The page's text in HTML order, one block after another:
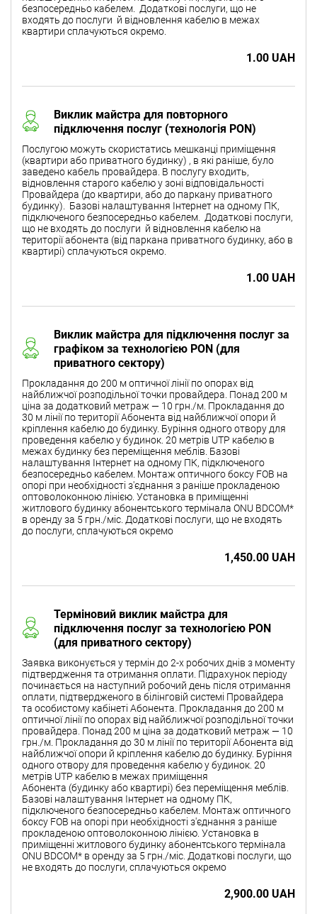
безпосередньо кабелем. Додаткові послуги, що не
входять до послуги й відновлення кабелю в межах
квартири сплачуються окремо.
1.00 UAH
Виклик майстра для повторного
підключення послуг (технологія PON)
Послугою можуть скористатись мешканці приміщення
(квартири або приватного будинку) , в які раніше, було
заведено кабель провайдера. В послугу входить,
відновлення старого кабелю у зоні відповідальності
Провайдера (до квартири, або до паркану приватного
будинку). Базові налаштування Інтернет на одному ПК,
підключеного безпосередньо кабелем. Додаткові послуги,
що не входять до послуги й відновлення кабелю на
території абонента (від паркана приватного будинку, або в
квартирі) сплачуються окремо.
1.00 UAH
Виклик майстра для підключення послуг за
графіком за технологією PON (для
приватного сектору)
Прокладання до 200 м оптичної лінії по опорах від
найближчої розподільної точки провайдера. Понад 200 м
ціна за додатковий метраж — 10 грн./м. Прокладання до
30 м лінії по території Абонента від найближчої опори й
кріплення кабелю до будинку. Буріння одного отвору для
проведення кабелю у будинок. 20 метрів UTP кабелю в
межах будинку без переміщення меблів. Базові
налаштування Інтернет на одному ПК, підключеного
безпосередньо кабелем. Монтаж оптичного боксу FOB на
опорі при необхідності з'єднання з раніше прокладеною
оптоволоконною лінією. Установка в приміщенні
житлового будинку абонентського термінала ONU BDCOM*
в оренду за 5 грн./міс. Додаткові послуги, що не входять
до послуги, сплачуються окремо
1,450.00 UAH
Терміновий виклик майстра для
підключення послуг за технологією PON
(для приватного сектору)
Заявка виконується у термін до 2-х робочих днів з моменту
підтвердження та отримання оплати. Підрахунок періоду
починається на наступний робочий день після отримання
оплати, підтвердженого в білінговій системі Провайдера
та особистому кабінеті Абонента. Прокладання до 200 м
оптичної лінії по опорах від найближчої розподільної точки
провайдера. Понад 200 м ціна за додатковий метраж — 10
грн./м. Прокладання до 30 м лінії по території Абонента від
найближчої опори й кріплення кабелю до будинку. Буріння
одного отвору для проведення кабелю у будинок. 20
метрів UTP кабелю в межах приміщення
Абонента (будинку або квартирі) без переміщення меблів.
Базові налаштування Інтернет на одному ПК,
підключеного безпосередньо кабелем. Монтаж оптичного
боксу FOB на опорі при необхідності з'єднання з раніше
прокладеною оптоволоконною лінією. Установка в
приміщенні житлового будинку абонентського термінала
ONU BDCOM* в оренду за 5 грн./міс. Додаткові послуги, що
не входять до послуги, сплачуються окремо
2,900.00 UAH